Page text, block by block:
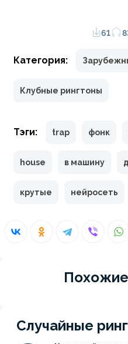
61
Категория:
Клубные рингтоны
Тэги: trap фонк
house в машину
крутые нейросеть
Случайные